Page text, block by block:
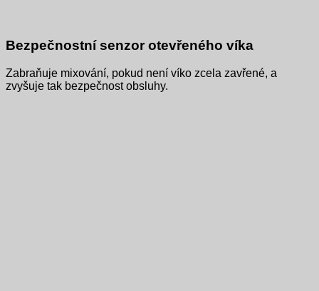
Bezpečnostní senzor otevřeného víka
Zabraňuje mixování, pokud není víko zcela zavřené, a
zvyšuje tak bezpečnost obsluhy.